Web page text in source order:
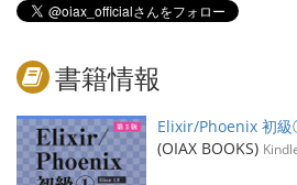
書籍情報
Elixir/Phoenix 初
(OIAX BOOKS)